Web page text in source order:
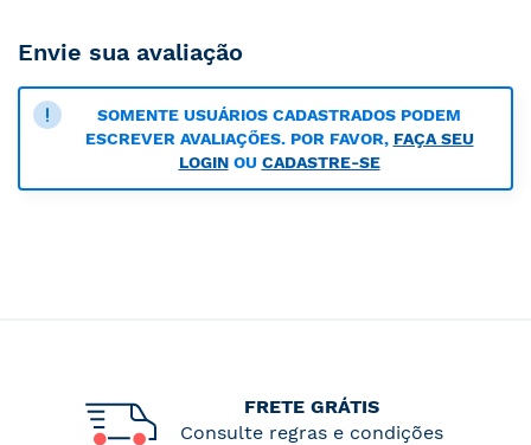
Envie sua avaliação
SOMENTE USUÁRIOS CADASTRADOS PODEM
ESCREVER AVALIAÇÕES. POR FAVOR, FAÇA SEU
LOGINOU CADASTRE-SE
FRETE GRÁTIS
Consulte regras e condições